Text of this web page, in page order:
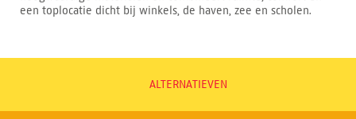
een toplocatie dicht bij winkels, de haven, zee en scholen.
ALTERNATIEVEN